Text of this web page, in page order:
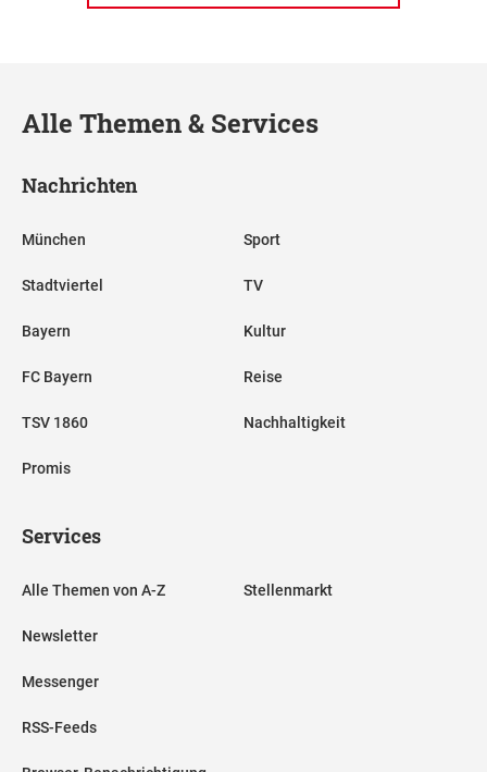
Alle Themen & Services
Nachrichten
München
Stadtviertel
Bayern
FC Bayern
TSV 1860
Promis
Sport
TV
Kultur
Reise
Nachhaltigkeit
Services
Alle Themen von A-Z
Newsletter
Messenger
RSS-Feeds
Stellenmarkt